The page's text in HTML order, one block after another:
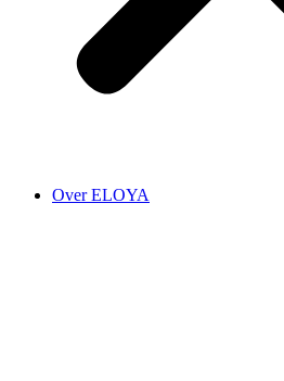
Over ELOYA